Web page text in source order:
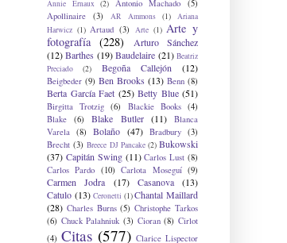
Annie Ernaux (2) Antonio Machado
(5)
Apollinaire
(3) AR Ammons (1)
Ariana
Harwicz (1) Artaud (3) Arte (1) Arte y
fotografía (228)
Arturo Sánchez
(12) Barthes (19) Baudelaire (21) Beatriz
Preciado
(2) Begoña Callejón (12)
Beigbeder (9) Ben Brooks (13) Benn (8)
Berta García Faet (25) Betty Blue (51)
Birgitta Trotzig (6) Blackie Books (4)
Blake
(6) Blake Butler (11)
Blanca
Varela
(8) Bolaño (47) Bradbury (3)
Brecht (3) Breece DJ Pancake (2) Bukowski
(37) Capitán Swing (11) Carlos Lust (8)
Carlos Pardo (10) Carlota Moseguí (9)
Carmen Jodra (17) Casanova
(13)
Catulo (13) Ceronetti (1) Chantal Maillard
(28) Charles Burns (5) Christophe Tarkos
(6) Chuck Palahniuk (3) Cioran (8) Cirlot
(4) Citas (577) Clarice Lispector